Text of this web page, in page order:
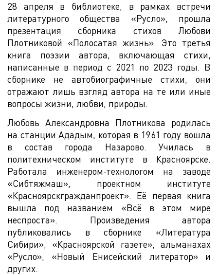
28 апреля в библиотеке, в рамках встречи
литературного общества «Русло», прошла
презентация сборника стихов Любови
Плотниковой «Полосатая жизнь». Это третья
книга поэзии автора, включающая стихи,
написанные в период с 2021 по 2023 годы. В
сборнике не автобиографичные стихи, они
отражают лишь взгляд автора на те или иные
вопросы жизни, любви, природы.
Любовь Александровна Плотникова родилась
на станции Ададым, которая в 1961 году вошла
в состав города Назарово. Училась в
политехническом институте в Красноярске.
Работала инженером-технологом на заводе
«Сибтяжмаш», проектном институте
«Красноярскгражданпроект». Её первая книга
вышла под названием «Всё в этом мире
неспроста». Произведения автора
публиковались в сборнике «Литература
Сибири», «Красноярской газете», альманахах
«Русло», «Новый Енисейский литератор» и
других.